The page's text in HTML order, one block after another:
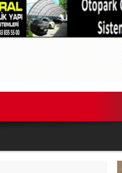
Piyanist